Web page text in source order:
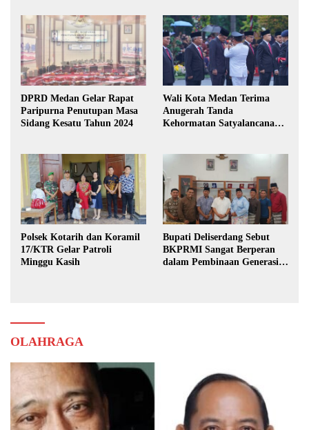
DPRD Medan Gelar Rapat
Paripurna Penutupan Masa
Sidang Kesatu Tahun 2024
Wali Kota Medan Terima
Anugerah Tanda
Kehormatan Satyalancana
Polsek Kotarih dan Koramil
17/KTR Gelar Patroli
Minggu Kasih
Bupati Deliserdang Sebut
BKPRMI Sangat Berperan
dalam Pembinaan Generasi
OLAHRAGA